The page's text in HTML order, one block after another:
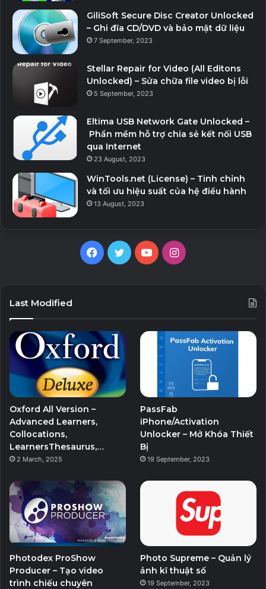
• Tài khoản/Định danh – Bắt buộc với Google Play
Services (7.5+).
• Vị trí – Chỉ yêu cầu trên các thiết bị Android 6+ để
người dùng có thể quyết định và chỉ cần khi trang
web bạn đang xem muốn biết vị trí của bạn. Bạn luôn
có thể từ chối nó, không ảnh hưởng gì ngoại trừ trang
web đó.
Download v5.6.6 build 4680
GiliSoft Secure Disc Creator Unlocked
– Ghi đĩa CD/DVD và bảo mật dữ liệu
7 September, 2023
Stellar Repair for Video (All Editons
Unlocked) – Sửa chữa file video bị lỗi
5 September, 2023
Eltima USB Network Gate Unlocked –
Phần mềm hỗ trợ chia sẻ kết nối USB
qua Internet
23 August, 2023
WinTools.net (License) – Tinh chỉnh
và tối ưu hiệu suất của hệ điều hành
13 August, 2023
Facebook
TwitterYouTubeInstagram
Last Modified
Oxford All Version –
Advanced Learners,
Collocations,
LearnersThesaurus,…
2 March, 2025
PassFab
iPhone/Activation
Unlocker – Mở Khóa Thiết
Bị
19 September, 2023
Photodex ProShow
Producer – Tạo video
trình chiếu chuyên
Photo Supreme – Quản lý
ảnh kĩ thuật số
19 September, 2023